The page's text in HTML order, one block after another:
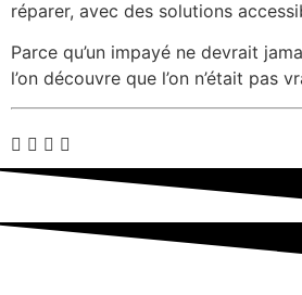
réparer, avec des solutions
Parce qu’un impayé ne devrait
l’on découvre que l’on n’était pas